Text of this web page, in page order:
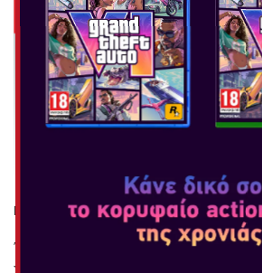
NINTENDO SWITCH JOY-CON
Ένα Joy-Con (L) και ένα Joy-Con (R)
χειριστήρια Joy-Con. Με επιπλέον Joy-